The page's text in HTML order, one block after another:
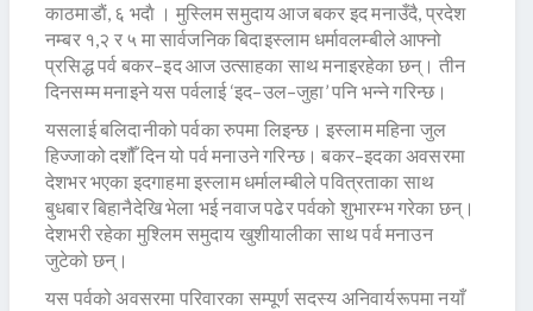
काठमाडाैं, ६ भदाै । मुस्लिम समुदाय आज बकर इद मनाउँदै, प्रदेश
नम्बर १,२ र ५ मा सार्वजनिक बिदाइस्लाम धर्मावलम्बीले आफ्नो
प्रसिद्ध पर्व बकर–इद आज उत्साहका साथ मनाइरहेका छन्। तीन
दिनसम्म मनाइने यस पर्वलाई ‘इद–उल–जुहा’ पनि भन्ने गरिन्छ।
यसलाई बलिदानीको पर्वका रुपमा लिइन्छ। इस्लाम महिना जुल
हिज्जाको दशौँ दिन यो पर्व मनाउने गरिन्छ। बकर–इदका अवसरमा
देशभर भएका इदगाहमा इस्लाम धर्मालम्बीले पवित्रताका साथ
बुधबार बिहानैदेखि भेला भई नवाज पढेर पर्वको शुभारम्भ गरेका छन्।
देशभरी रहेका मुश्लिम समुदाय खुशीयालीका साथ पर्व मनाउन
जुटेको छन्।
यस पर्वको अवसरमा परिवारका सम्पूर्ण सदस्य अनिवार्यरूपमा नयाँ